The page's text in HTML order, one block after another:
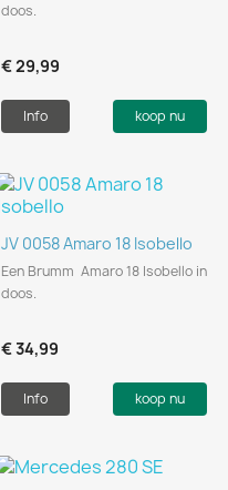
doos.
€ 29,99
Info koop nu
JV 0058 Amaro 18 Isobello
Een Brumm Amaro 18 Isobello in
doos.
€ 34,99
Info koop nu